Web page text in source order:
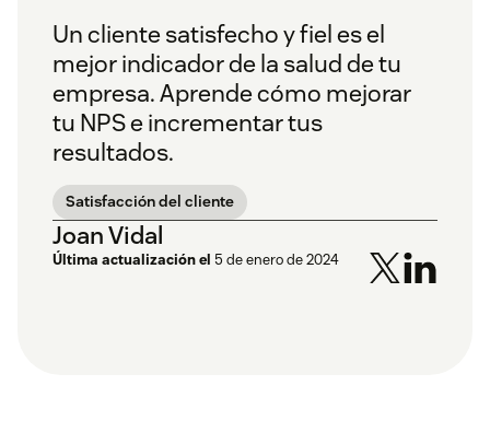
Un cliente satisfecho y fiel es el
mejor indicador de la salud de tu
empresa. Aprende cómo mejorar
tu NPS e incrementar tus
resultados.
Satisfacción del cliente
Joan Vidal
Última actualización el 5 de enero de 2024